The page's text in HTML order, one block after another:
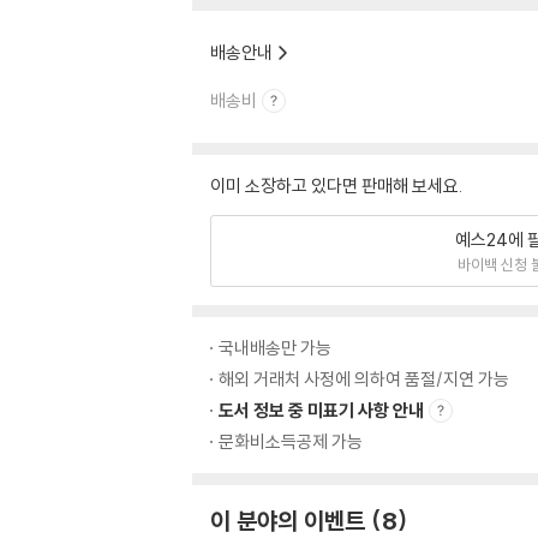
배송안내
배송비
이미 소장하고 있다면 판매해 보세요.
예스24에
바이백 신청
국내배송만 가능
해외 거래처 사정에 의하여 품절/지연 가능
도서 정보 중 미표기 사항 안내
문화비소득공제 가능
이 분야의 이벤트 8